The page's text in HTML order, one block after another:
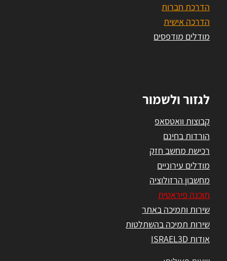
הדרכת חברות
הדרכה אישית
מודלים מודפסים
לגזור ולשמור
קבוצות וואטסאפ
הורדות בחינם
רכישת מחשב חזק
מודלים עירוניים
מחשבון הרזולוציה
תוכנה פיראטית
שירות ותמיכה באתר
שירות תמיכה בהשתלטות
אודות ISRAEL3D